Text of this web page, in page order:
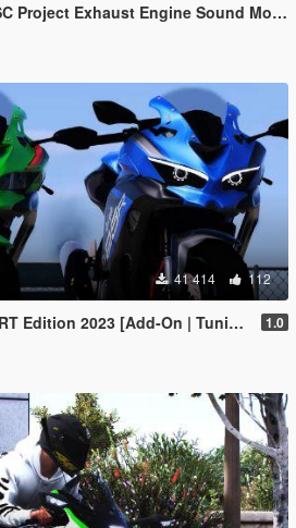
Exhaust Engine Sound Mod [Add-on / FiveM]
41 414 112
2023 [Add-On | Tuning | Liveries] 1.0